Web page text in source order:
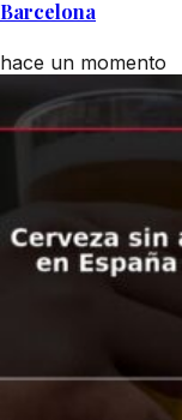
Barcelona
hace un momento